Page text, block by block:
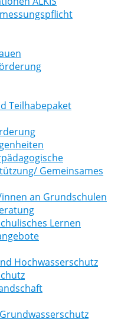
Teilhabepaket
Gemeinsames
an Grundschulen
Lernen
Hochwasserschutz